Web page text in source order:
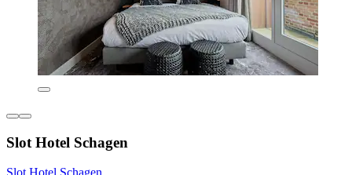
Slot Hotel Schagen